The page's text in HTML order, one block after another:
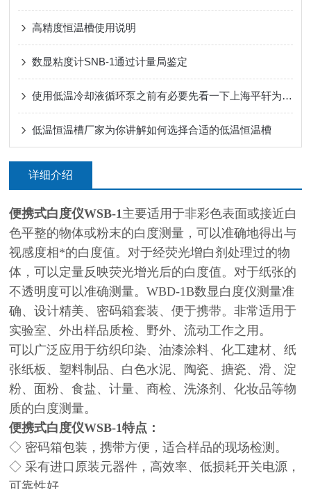
高精度恒温槽使用说明
数显粘度计SNB-1通过计量局鉴定
使用低温冷却液循环泵之前有必要先看一下上海平轩为您分享的资料
低温恒温槽厂家为你讲解如何选择合适的低温恒温槽
详细介绍
便携式白度仪WSB-1主要适用于非彩色表面或接近白
色平整的物体或粉末的白度测量，可以准确地得出与
视感度相*的白度值。对于经荧光增白剂处理过的物
体，可以定量反映荧光增光后的白度值。对于纸张的
不透明度可以准确测量。WBD-1B数显白度仪测量准
确、设计精美、密码箱套装、便于携带。非常适用于
实验室、外出样品质检、野外、流动工作之用。
可以广泛应用于纺织印染、油漆涂料、化工建材、纸
张纸板、塑料制品、白色水泥、陶瓷、搪瓷、滑、淀
粉、面粉、食盐、计量、商检、洗涤剂、化妆品等物
质的白度测量。
便携式白度仪WSB-1特点：
◇ 密码箱包装，携带方便，适合样品的现场检测。
◇ 采有进口原装元器件，高效率、低损耗开关电源，
可靠性好。